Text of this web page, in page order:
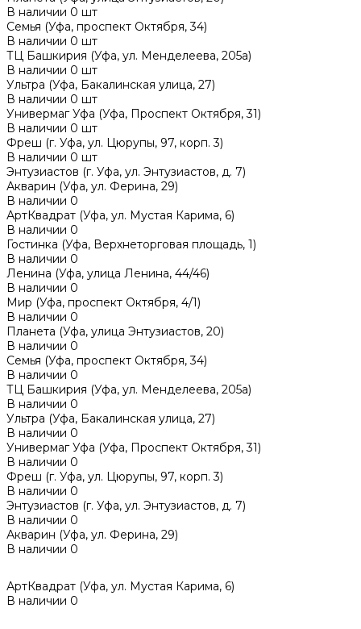
В наличии 0 шт
Семья (Уфа, проспект Октября, 34)
В наличии 0 шт
ТЦ Башкирия (Уфа, ул. Менделеева, 205а)
В наличии 0 шт
Ультра (Уфа, Бакалинская улица, 27)
В наличии 0 шт
Универмаг Уфа (Уфа, Проспект Октября, 31)
В наличии 0 шт
Фреш (г‌. Уфа, ул. Цюрупы, 97, корп. 3)
В наличии 0 шт
Энтузиастов (г. Уфа, ул. Энтузиастов, д. 7)
Акварин (Уфа, ул. Ферина, 29)
В наличии 0
АртКвадрат (Уфа, ул. Мустая Карима, 6)
В наличии 0
Гостинка (Уфа, Верхнеторговая площадь, 1)
В наличии 0
Ленина (Уфа, улица Ленина, 44/46)
В наличии 0
Мир (Уфа, проспект Октября, 4/1)
В наличии 0
Планета (Уфа, улица Энтузиастов, 20)
В наличии 0
Семья (Уфа, проспект Октября, 34)
В наличии 0
ТЦ Башкирия (Уфа, ул. Менделеева, 205а)
В наличии 0
Ультра (Уфа, Бакалинская улица, 27)
В наличии 0
Универмаг Уфа (Уфа, Проспект Октября, 31)
В наличии 0
Фреш (г‌. Уфа, ул. Цюрупы, 97, корп. 3)
В наличии 0
Энтузиастов (г. Уфа, ул. Энтузиастов, д. 7)
В наличии 0
Акварин (Уфа, ул. Ферина, 29)
В наличии 0
АртКвадрат (Уфа, ул. Мустая Карима, 6)
В наличии 0